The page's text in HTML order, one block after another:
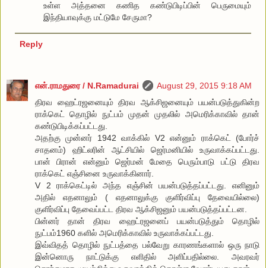
உள்ள அத்தனை கணித கண்டுபிடிப்பின் பெருமையும்
இந்தியாவுக்கு மட்டுமே சேருமா?
Reply
என்.ராமதுரை / N.Ramadurai
August 29, 2015 9:18 AM
திரவ ஹைட்ரஜனையும் திரவ ஆக்சிஜனையும் பயன்படுத்துகின்ற
ராக்கெட் தொழில் நுட்பம் முதன் முதலில் அமெரிக்காவில் தான்
கண்டுபிடிக்கப்பட்டது.
அதற்கு முன்னர் 1942 வாக்கில் V2 என்னும் ராக்கெட் (போர்ச்
சாதனம்) ஹிட்லரின் ஆட்சியில் ஜெர்மனியில் உருவாக்கப்பட்டது.
பான் பிரான் என்னும் ஜெர்மன் மேதை பெரும்பாடு பட்டு திரவ
ராக்கெட் எஞ்சினை உருவாக்கினார்.
V 2 ராக்கெட்டில் அந்த எஞ்சின் பயன்படுத்தப்பட்டது. எனினும்
அதில் எதனாலும் ( எதனாலுக்கு குளிர்விப்பு தேவையில்லை)
குளிர்விப்பு தேவைப்பட்ட திரவ ஆக்சிஜனும் பயன்படுத்தப்பட்டன.
பின்னர் தான் திரவ ஹைட்ரஜனைப் பயன்படுத்தும் தொழில்
நுட்பம்1960 களில் அமெரிக்காவில் உருவாக்கப்பட்டது.
இவ்விதத் தொழில் நுட்பத்தை பல்வேறு காரணங்களால் ஒரு நாடு
இன்னொரு நாட்டுக்கு எளிதில் அளிப்பதில்லை. அவரவர்